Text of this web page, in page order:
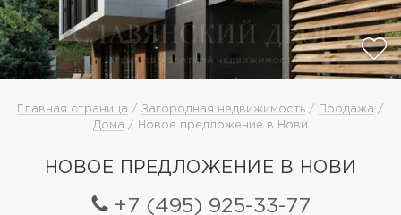
Главная страница / Загородная недвижимость / Продажа /
Дома / Новое предложение в Нови
НОВОЕ ПРЕДЛОЖЕНИЕ В НОВИ
+7 (495) 925-33-77